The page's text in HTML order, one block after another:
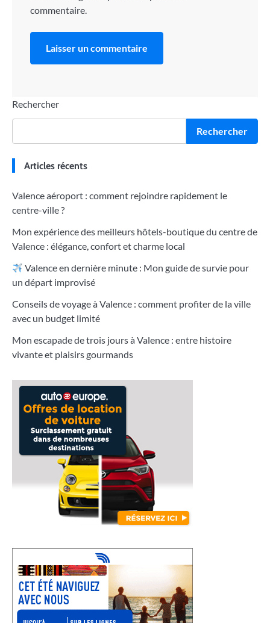
commentaire.
Rechercher
Rechercher
Articles récents
Valence aéroport : comment rejoindre rapidement le
centre-ville ?
Mon expérience des meilleurs hôtels-boutique du centre de
Valence : élégance, confort et charme local
Valence en dernière minute : Mon guide de survie pour
un départ improvisé
Conseils de voyage à Valence : comment profiter de la ville
avec un budget limité
Mon escapade de trois jours à Valence : entre histoire
vivante et plaisirs gourmands